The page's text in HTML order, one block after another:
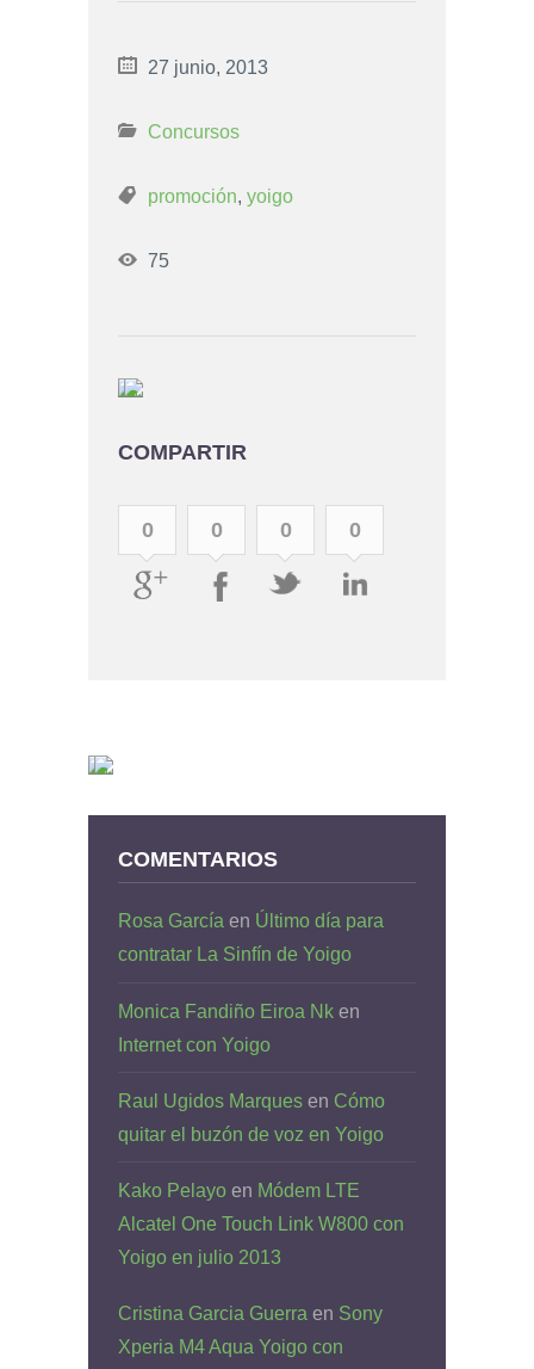
27 junio, 2013
Concursos
promoción, yoigo
75
COMPARTIR
0 0 0 0
COMENTARIOS
Rosa García en Último día para
contratar La Sinfín de Yoigo
Monica Fandiño Eiroa Nk en
Internet con Yoigo
Raul Ugidos Marques en Cómo
quitar el buzón de voz en Yoigo
Kako Pelayo en Módem LTE
Alcatel One Touch Link W800 con
Yoigo en julio 2013
Cristina Garcia Guerra en Sony
Xperia M4 Aqua Yoigo con